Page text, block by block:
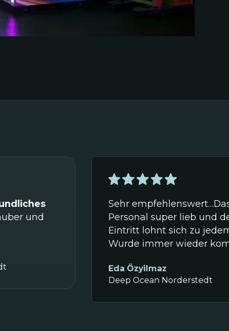
und
Sehr
Personal super lieb und
Eintritt lohnt sich zu
Wurde immer wieder
Eda Özyilmaz
Deep Ocean Norderstedt